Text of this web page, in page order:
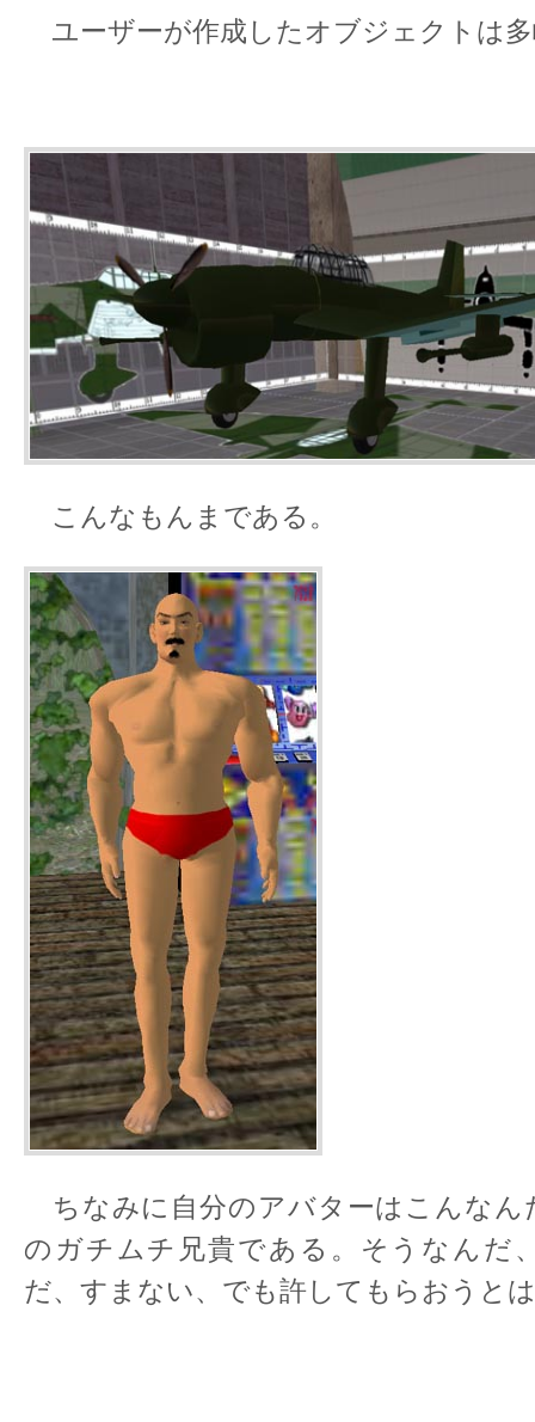
ユーザーが作成したオブジェクトは
こんなもんまである。
ちなみに自分のアバターはこんなん
のガチムチ兄貴である。そうなんだ
だ、すまない、でも許してもらおうと